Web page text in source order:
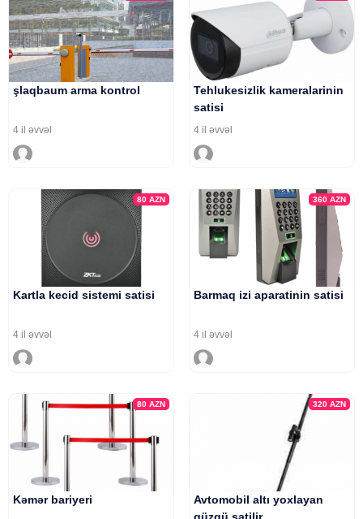
şlaqbaum arma kontrol
4 il əvvəl
Tehlukesizlik kameralarinin
satisi
4 il əvvəl
80AZN
Kartla kecid sistemi satisi
4 il əvvəl
360 AZN
Barmaq izi aparatinin satisi
4 il əvvəl
80AZN
Kəmər bariyeri
320 AZN
Avtomobil altı yoxlayan